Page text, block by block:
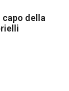
della